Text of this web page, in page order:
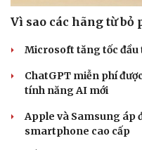
Sân khấu - Điện ảnh
Văn học
Di sản
Vì sao các hãng từ
Microsoft tăng tốc đầu
ChatGPT miễn phí
tính năng AI mới
Apple và Samsung áp
smartphone cao cấp